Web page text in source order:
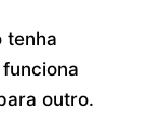
tenha
outro.